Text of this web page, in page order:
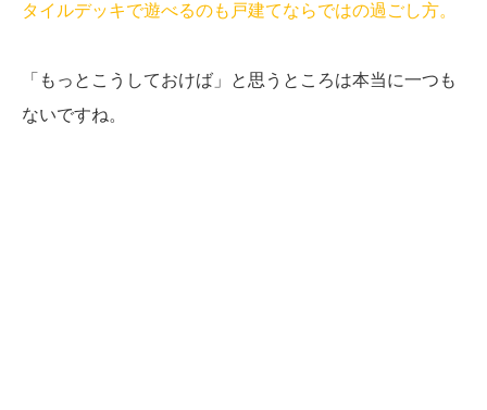
タイルデッキで遊べるのも戸建てならではの過ごし方。
「もっとこうしておけば」と思うところは本当に一つも
ないですね。